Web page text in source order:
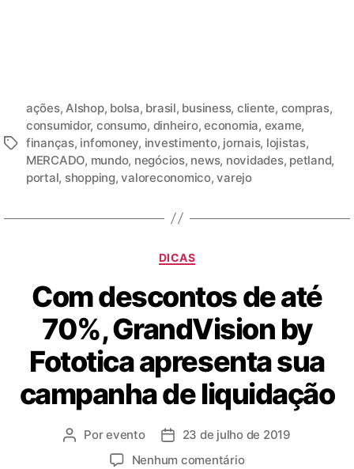
ações,Alshop, bolsa, brasil, business, cliente, compras,
consumidor, consumo, dinheiro,economia, exame,
finanças, infomoney, investimento, jornais, lojistas,
MERCADO, mundo, negócios, news, novidades, petland,
portal, shopping,valoreconomico,varejo
DICAS
Com descontos de até
70%, GrandVision by
Fototica apresenta sua
campanha de liquidação
Porevento
23 de julho de 2019
Nenhum comentário